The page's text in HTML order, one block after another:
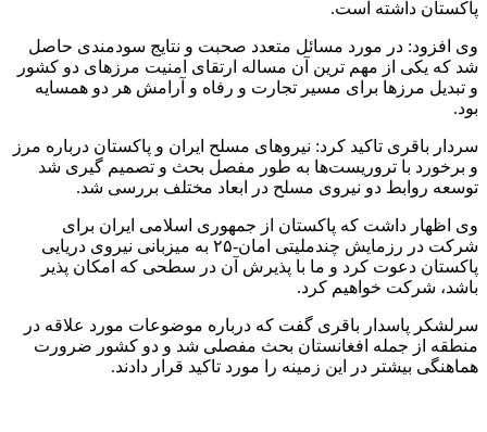
پاکستان داشته است.
وی افزود: در مورد مسائل متعدد صحبت و نتایج سودمندی حاصل
شد که یکی از مهم ترین آن مساله ارتقای امنیت مرزهای دو کشور
و تبدیل مرزها برای مسیر تجارت و رفاه و آرامش هر دو همسایه
بود.
سردار باقری تاکید کرد: نیروهای مسلح ایران و پاکستان درباره مرز
و برخورد با تروریست‌ها به طور مفصل بحث و تصمیم گیری شد
توسعه روابط دو نیروی مسلح در ابعاد مختلف بررسی شد.
وی اظهار داشت که پاکستان از جمهوری اسلامی ایران برای
شرکت در رزمایش چندملیتی امان-۲۵ به میزبانی نیروی دریایی
پاکستان دعوت کرد و ما با پذیرش آن در سطحی که امکان پذیر
باشد، شرکت خواهیم کرد.
سرلشکر پاسدار باقری گفت که درباره موضوعات مورد علاقه در
منطقه از جمله افغانستان بحث مفصلی شد و دو کشور ضرورت
هماهنگی بیشتر در این زمینه را مورد تاکید قرار دادند.